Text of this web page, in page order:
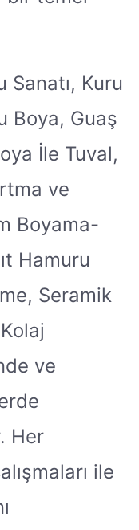
Sanatı, Kuru
Boya, Guaş
İle Tuval,
ve
Boyama-
Hamuru
Seramik
ve
Her
ile